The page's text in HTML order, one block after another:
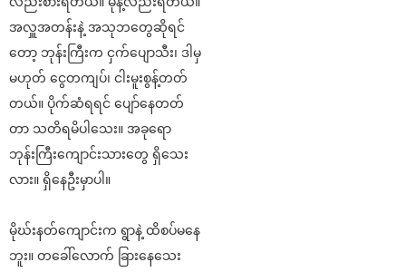
အလှူအတန်းနဲ့ အသုဘတွေဆိုရင်
တော့ ဘုန်းကြီးက ငှက်ပျောသီး၊ ဒါမှ
မဟုတ် ငွေတကျပ်၊ ငါးမူးစွန့်တတ်
တယ်။ ပိုက်ဆံရရင် ပျော်နေတတ်
တာ သတိရမိပါသေး။ အခုရော
ဘုန်းကြီးကျောင်းသားတွေ ရှိသေး
လား။ ရှိနေဦးမှာပါ။
မိုဃ်းနတ်ကျောင်းက ရွာနဲ့ ထိစပ်မနေ
ဘူး။ တခေါ်လောက် ခြားနေသေး